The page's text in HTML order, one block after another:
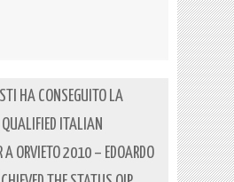
HA CONSEGUITO LA
ITALIAN
A ORVIETO 2010 – EDOARDO